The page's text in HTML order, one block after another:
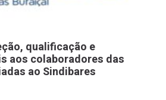
qualificação e
aos colaboradores das
ao Sindibares